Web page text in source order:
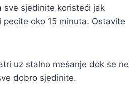
sve sjedinite koristeći jak
oko 15 minuta. Ostavite
uz stalno mešanje dok se ne
dobro sjedinite.